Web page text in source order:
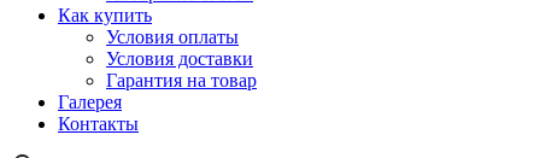
Как купить
Условия оплаты
Условия доставки
Гарантия на товар
Галерея
Контакты